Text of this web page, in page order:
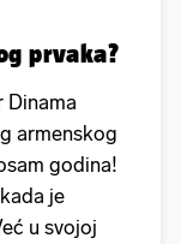
prvaka?
Dinama
armenskog
godina!
je
u svojoj